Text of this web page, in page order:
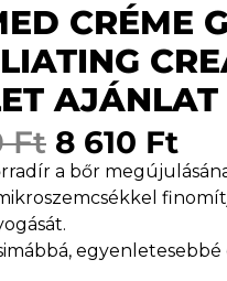
CRÉME
AJÁNLAT
Ft 8 610 Ft
a bőr
egyenletesebbé